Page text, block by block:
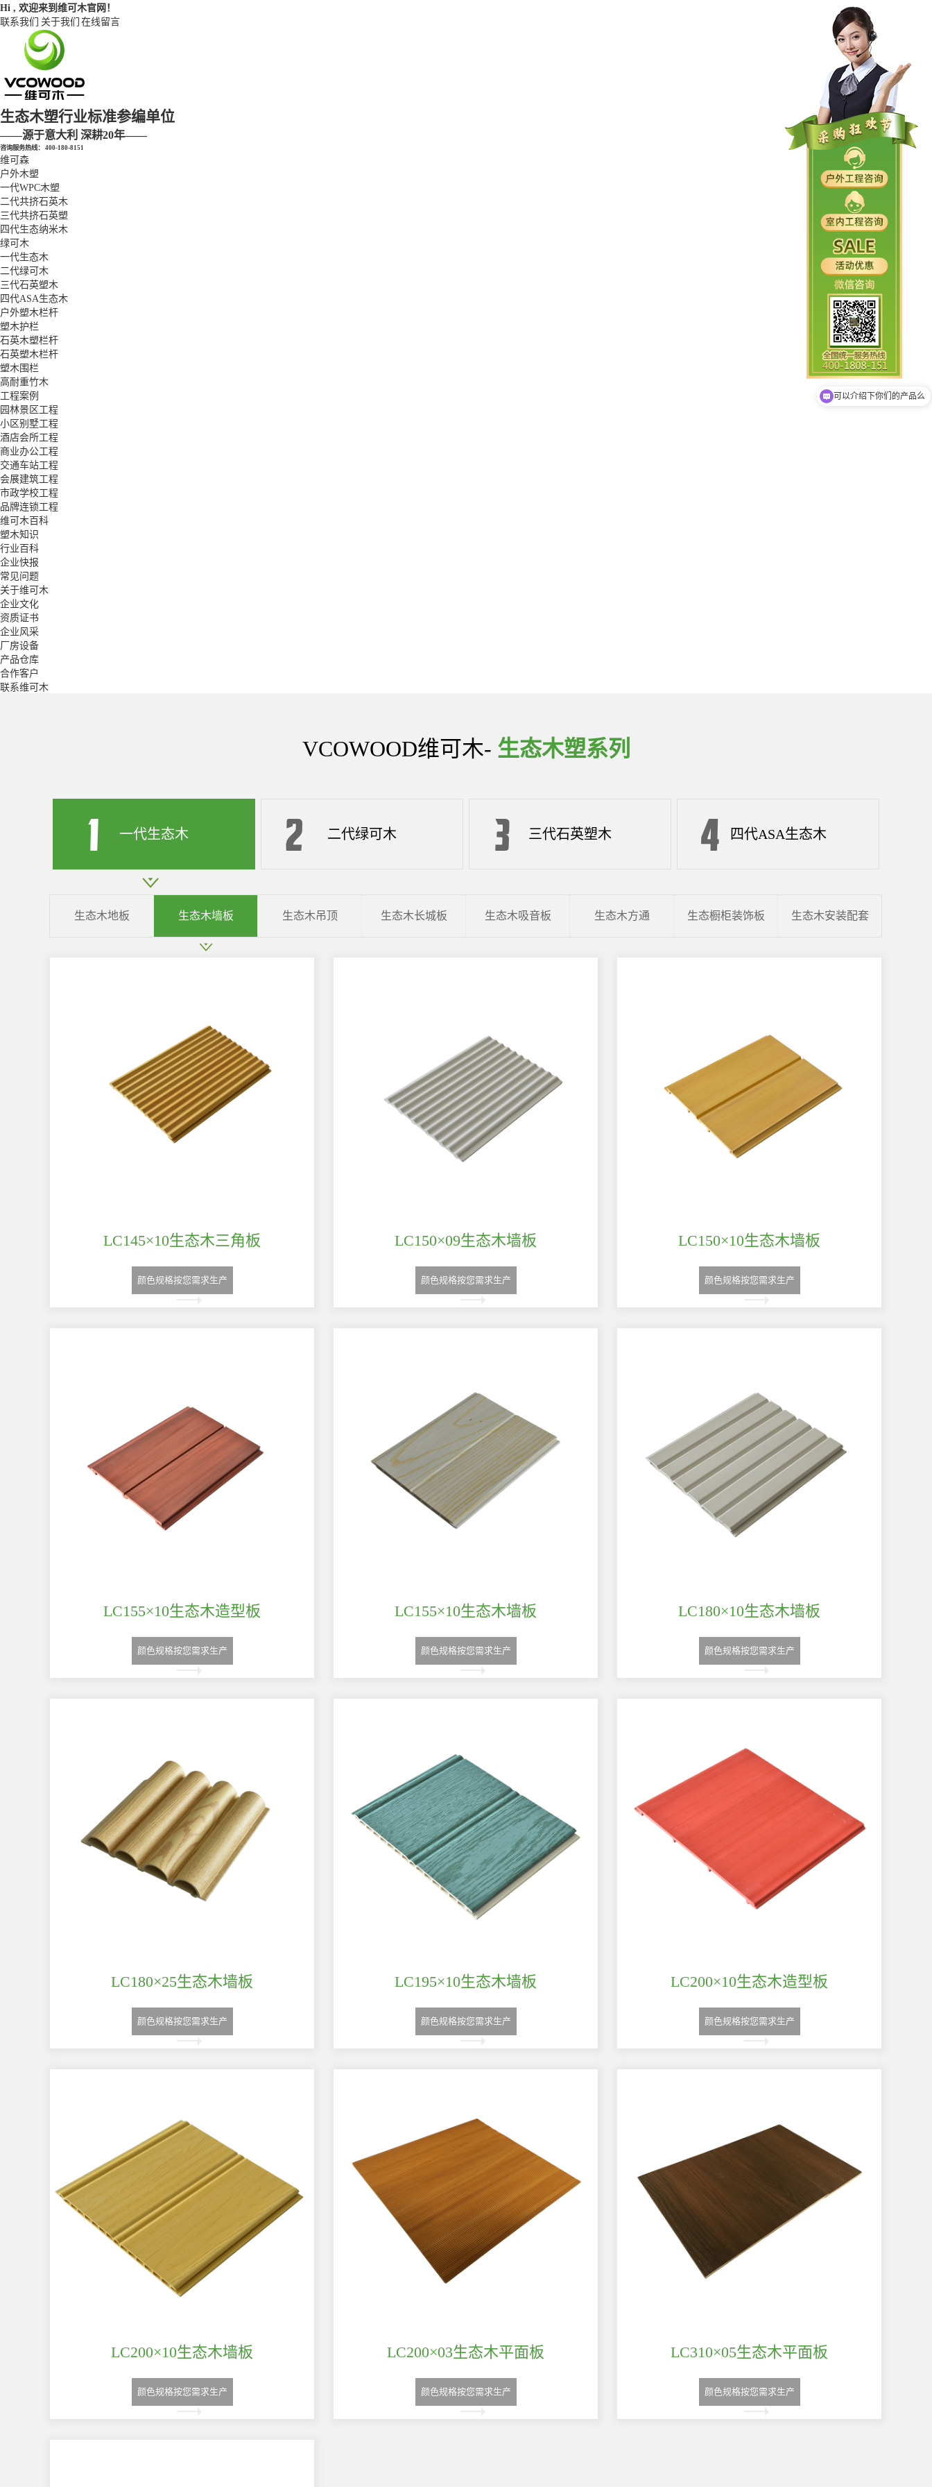
Hi , 欢迎来到维可木官网！
联系我们
关于我们 在线留言
生态木塑行业标准参编单位
——源于意大利 深耕20年——
咨询服务热线： 400-180-8151
维可森
户外木塑
一代WPC木塑
二代共挤石英木
三代共挤石英塑
四代生态纳米木
绿可木
一代生态木
二代绿可木
三代石英塑木
四代ASA生态木
户外塑木栏杆
塑木护栏
石英木塑栏杆
石英塑木栏杆
塑木围栏
高耐重竹木
工程案例
园林景区工程
小区别墅工程
酒店会所工程
商业办公工程
交通车站工程
会展建筑工程
市政学校工程
品牌连锁工程
维可木百科
塑木知识
行业百科
企业快报
常见问题
关于维可木
企业文化
资质证书
企业风采
厂房设备
产品仓库
合作客户
联系维可木
VCOWOOD维可木- 生态木塑系列
一代生态木 二代绿可木 三代石英塑木 四代ASA生态木
生态木地板 生态木墙板 生态木吊顶 生态木长城板 生态木吸音板 生态木方通 生态橱柜装饰板 生态木安装配套
LC145×10生态木三角板
颜色规格按您需求生产
LC150×09生态木墙板
颜色规格按您需求生产
LC150×10生态木墙板
颜色规格按您需求生产
LC155×10生态木造型板
颜色规格按您需求生产
LC155×10生态木墙板
颜色规格按您需求生产
LC180×10生态木墙板
颜色规格按您需求生产
LC180×25生态木墙板
颜色规格按您需求生产
LC195×10生态木墙板
颜色规格按您需求生产
LC200×10生态木造型板
颜色规格按您需求生产
LC200×10生态木墙板
颜色规格按您需求生产
LC200×03生态木平面板
颜色规格按您需求生产
LC310×05生态木平面板
颜色规格按您需求生产
可以介绍下你们的产品么